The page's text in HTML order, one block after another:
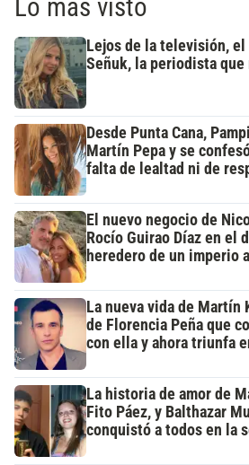
Lo más visto
Lejos de la televisión,
Señuk, la periodista que
Desde Punta Cana,
Martín Pepa y se
falta de lealtad ni de
El nuevo negocio de
Rocío Guirao Díaz en el
heredero de un imperio
La nueva vida de Martín
de Florencia Peña que
con ella y ahora triunfa
La historia de amor de
Fito Páez, y Balthazar
conquistó a todos en la